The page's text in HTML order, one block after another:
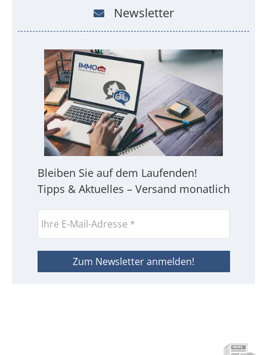
Newsletter
Bleiben Sie auf dem Laufenden!
Tipps & Aktuelles – Versand monatlich